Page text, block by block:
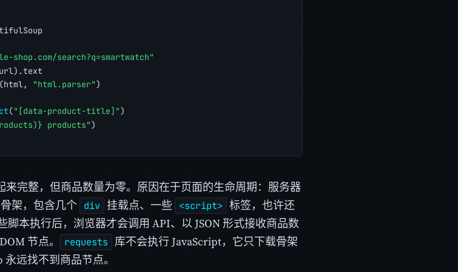
shop.com/search?q=smartwatch"
(html, "html.parser")
("[data-product-title]")
products")
来完整，但商品数量为零。原因在于页面的生命周期：服务器
架，包含几个 div 挂载点、一些 <script> 标签，也许还
脚本执行后，浏览器才会调用 API、以 JSON 形式接收商品数
节点。
requests 库不会执行 JavaScript，它只下载骨架
远找不到商品节点。